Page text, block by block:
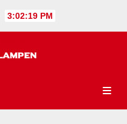
3:02:20 PM